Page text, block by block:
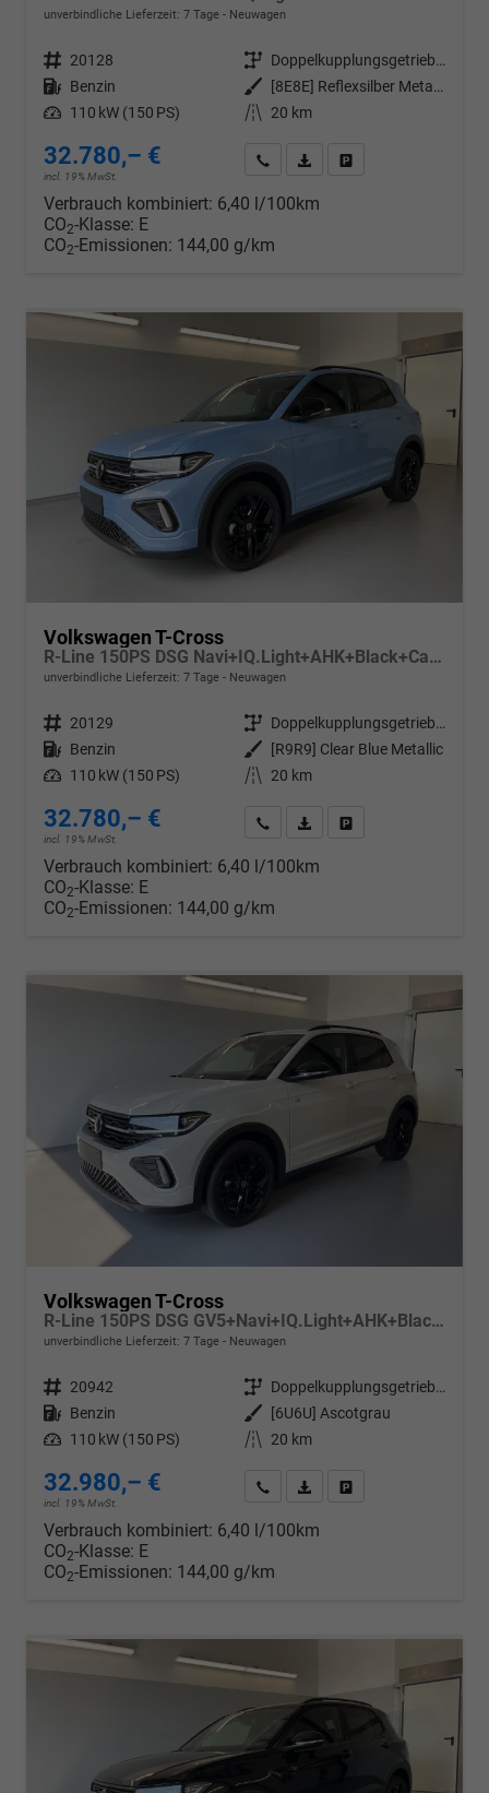
unverbindliche Lieferzeit: 7 Tage Neuwagen
Fahrzeugnr. 20128 Getriebe
Doppelkupplungsgetriebe (DSG)
Kraftstoff Benzin Außenfarbe
[8E8E] Reflexsilber Metallic
Leistung 110 kW (150 PS) Kilometerstand 20 km
32.780,– €
incl. 19% MwSt.
Wir rufen Sie anPDF-Datei, Fahrzeugexposé
Verbrauch kombiniert: 6,40 l/100km
CO2-Klasse: E
CO2-Emissionen: 144,00 g/km
Volkswagen T-Cross
R-Line 150PS DSG Navi+IQ.Light+AHK+Black+Cam+Keyless+Side+Climatronic
unverbindliche Lieferzeit: 7 Tage Neuwagen
Fahrzeugnr. 20129 Getriebe
Doppelkupplungsgetriebe (DSG)
Kraftstoff Benzin Außenfarbe
[R9R9] Clear Blue Metallic
Leistung 110 kW (150 PS) Kilometerstand 20 km
32.780,– €
incl. 19% MwSt.
Wir rufen Sie anPDF-Datei, Fahrzeugexposé
Verbrauch kombiniert: 6,40 l/100km
CO2-Klasse: E
CO2-Emissionen: 144,00 g/km
Volkswagen T-Cross
R-Line 150PS DSG GV5+Navi+IQ.Light+AHK+Black+Cam+Keyless+Side+Climatronic
unverbindliche Lieferzeit: 7 Tage Neuwagen
Fahrzeugnr. 20942 Getriebe
Doppelkupplungsgetriebe (DSG)
Kraftstoff Benzin Außenfarbe
[6U6U] Ascotgrau
Leistung 110 kW (150 PS) Kilometerstand 20 km
32.980,– €
incl. 19% MwSt.
Wir rufen Sie anPDF-Datei, Fahrzeugexposé
Verbrauch kombiniert: 6,40 l/100km
CO2-Klasse: E
CO2-Emissionen: 144,00 g/km